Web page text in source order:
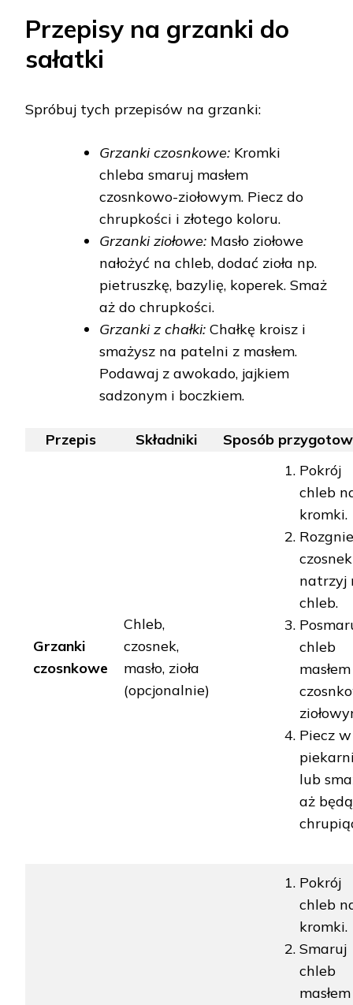
Przepisy na grzanki do
sałatki
Spróbuj tych przepisów na grzanki:
Grzanki czosnkowe: Kromki
chleba smaruj masłem
czosnkowo-ziołowym. Piecz do
chrupkości i złotego koloru.
Grzanki ziołowe: Masło ziołowe
nałożyć na chleb, dodać zioła np.
pietruszkę, bazylię, koperek. Smaż
aż do chrupkości.
Grzanki z chałki: Chałkę kroisz i
smażysz na patelni z masłem.
Podawaj z awokado, jajkiem
sadzonym i boczkiem.
Przepis Składniki Sposób
Grzanki
czosnkowe
Chleb,
czosnek,
masło, zioła
(opcjonalnie)
Pokrój
chleb
kromki.
natrzyj
chleb.
chleb
masłem
Piecz w
lub
aż będą
Pokrój
chleb
kromki.
Smaruj
chleb
masłem